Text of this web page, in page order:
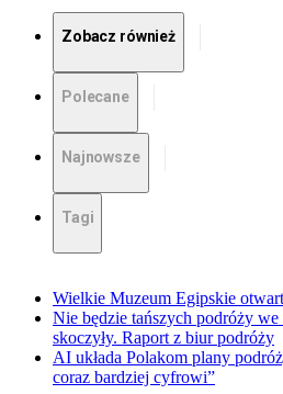
Zobacz również
Polecane
Najnowsze
Tagi
Wielkie Muzeum Egipskie
Nie będzie tańszych podróży
skoczyły. Raport z biur podróży
AI układa Polakom plany
coraz bardziej cyfrowi”